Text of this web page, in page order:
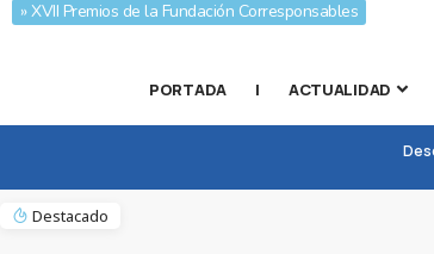
» XVII Premios de la Fundación Corresponsables
PORTADA | ACTUALIDAD
Destacado